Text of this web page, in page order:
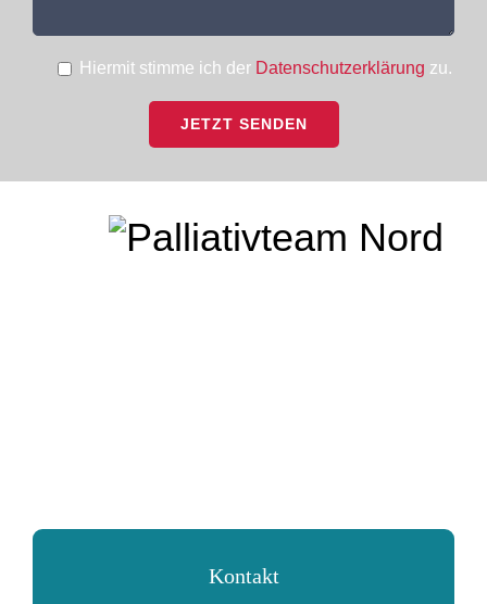
Hiermit stimme ich der Datenschutzerklärung zu.
Kontakt